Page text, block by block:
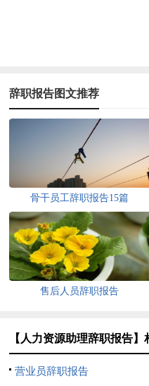
辞职报告图文推荐
骨干员工辞职报告15篇
售后人员辞职报告
【人力资源助理辞职报告】
营业员辞职报告